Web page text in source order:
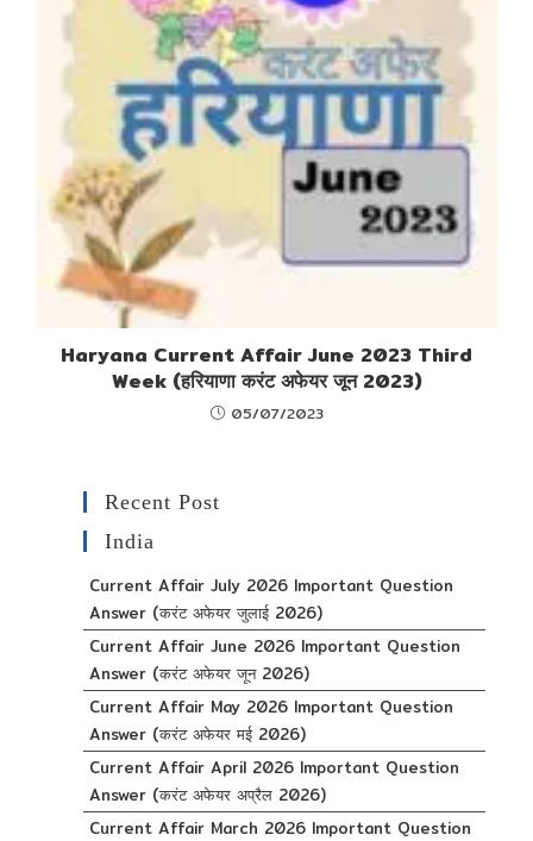
Haryana Current Affair June 2023 Third
Week (हरियाणा करंट अफेयर जून 2023)
05/07/2023
Recent Post
India
Current Affair July 2026 Important Question
Answer (करंट अफेयर जुलाई 2026)
Current Affair June 2026 Important Question
Answer (करंट अफेयर जून 2026)
Current Affair May 2026 Important Question
Answer (करंट अफेयर मई 2026)
Current Affair April 2026 Important Question
Answer (करंट अफेयर अप्रैल 2026)
Current Affair March 2026 Important Question